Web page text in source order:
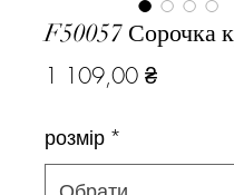
F50057 Сорочка
1 109,00 ₴Ціна
розмір *